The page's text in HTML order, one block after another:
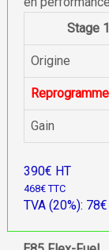
Stage 1
Origine
Reprogramme
Gain
390€ HT
468€ TTC
TVA (20%): 78€